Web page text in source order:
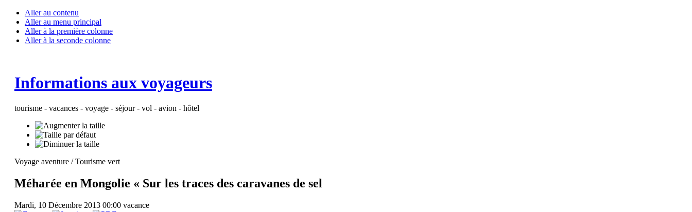
Aller au contenu
Aller au menu principal
Aller à la première colonne
Aller à la seconde colonne
Informations aux voyageurs
tourisme - vacances - voyage - séjour - vol - avion - hôtel
Voyage aventure / Tourisme vert
Méharée en Mongolie « Sur les traces des caravanes de sel
Mardi, 10 Décembre 2013 00:00 vacance